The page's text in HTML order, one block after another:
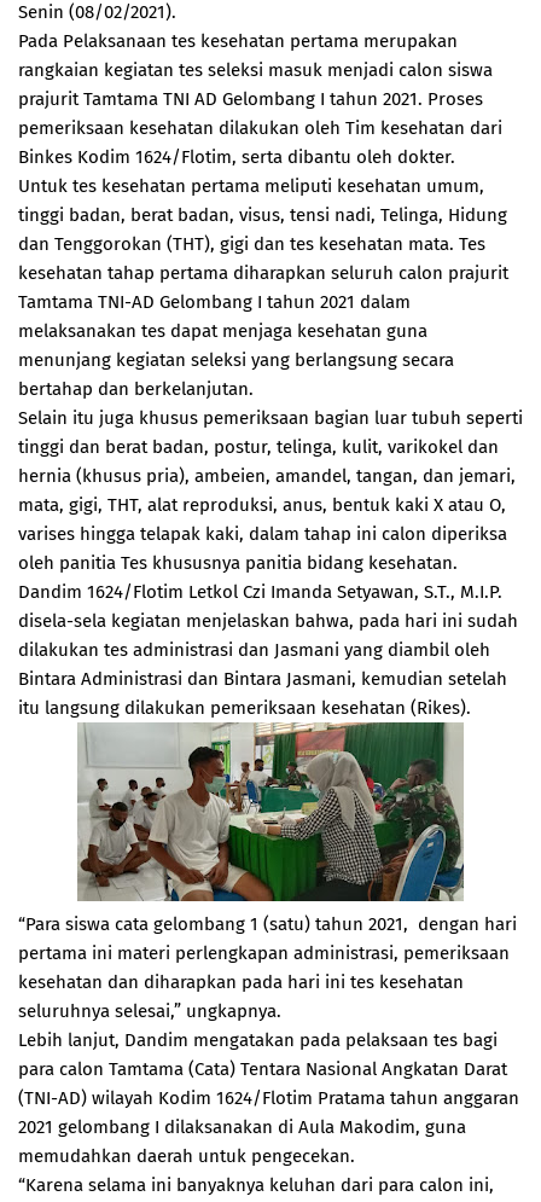
Senin (08/02/2021).
Pada Pelaksanaan tes kesehatan pertama merupakan
rangkaian kegiatan tes seleksi masuk menjadi calon siswa
prajurit Tamtama TNI AD Gelombang I tahun 2021. Proses
pemeriksaan kesehatan dilakukan oleh Tim kesehatan dari
Binkes Kodim 1624/Flotim, serta dibantu oleh dokter.
Untuk tes kesehatan pertama meliputi kesehatan umum,
tinggi badan, berat badan, visus, tensi nadi, Telinga, Hidung
dan Tenggorokan (THT), gigi dan tes kesehatan mata. Tes
kesehatan tahap pertama diharapkan seluruh calon prajurit
Tamtama TNI-AD Gelombang I tahun 2021 dalam
melaksanakan tes dapat menjaga kesehatan guna
menunjang kegiatan seleksi yang berlangsung secara
bertahap dan berkelanjutan.
Selain itu juga khusus pemeriksaan bagian luar tubuh seperti
tinggi dan berat badan, postur, telinga, kulit, varikokel dan
hernia (khusus pria), ambeien, amandel, tangan, dan jemari,
mata, gigi, THT, alat reproduksi, anus, bentuk kaki X atau O,
varises hingga telapak kaki, dalam tahap ini calon diperiksa
oleh panitia Tes khususnya panitia bidang kesehatan.
Dandim 1624/Flotim Letkol Czi Imanda Setyawan, S.T., M.I.P.
disela-sela kegiatan menjelaskan bahwa, pada hari ini sudah
dilakukan tes administrasi dan Jasmani yang diambil oleh
Bintara Administrasi dan Bintara Jasmani, kemudian setelah
itu langsung dilakukan pemeriksaan kesehatan (Rikes).
“Para siswa cata gelombang 1 (satu) tahun 2021, dengan hari
pertama ini materi perlengkapan administrasi, pemeriksaan
kesehatan dan diharapkan pada hari ini tes kesehatan
seluruhnya selesai,” ungkapnya.
Lebih lanjut, Dandim mengatakan pada pelaksaan tes bagi
para calon Tamtama (Cata) Tentara Nasional Angkatan Darat
(TNI-AD) wilayah Kodim 1624/Flotim Pratama tahun anggaran
2021 gelombang I dilaksanakan di Aula Makodim, guna
memudahkan daerah untuk pengecekan.
“Karena selama ini banyaknya keluhan dari para calon ini,